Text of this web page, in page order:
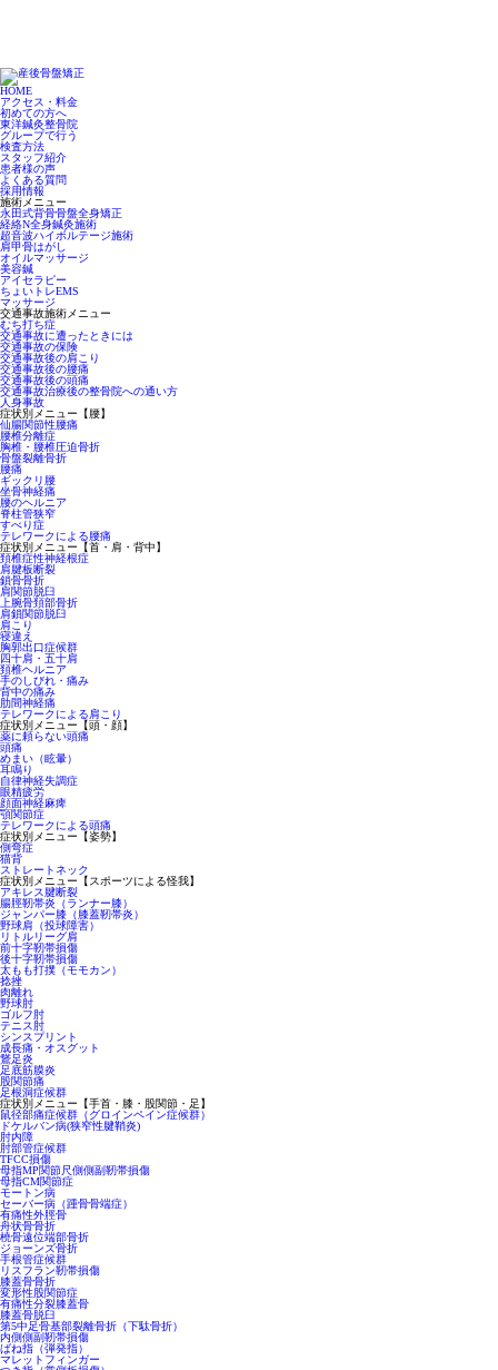
HOME
アクセス・料金
初めての方へ
東洋鍼灸整骨院
グループで行う
検査方法
スタッフ紹介
患者様の声
よくある質問
採用情報
施術メニュー
永田式背骨骨盤全身矯正
経絡N全身鍼灸施術
超音波ハイボルテージ施術
肩甲骨はがし
オイルマッサージ
美容鍼
アイセラピー
ちょいトレEMS
マッサージ
交通事故施術メニュー
むち打ち症
交通事故に遭ったときには
交通事故の保険
交通事故後の肩こり
交通事故後の腰痛
交通事故後の頭痛
交通事故治療後の整骨院への通い方
人身事故
症状別メニュー【腰】
仙腸関節性腰痛
腰椎分離症
胸椎・腰椎圧迫骨折
骨盤裂離骨折
腰痛
ギックリ腰
坐骨神経痛
腰のヘルニア
脊柱管狭窄
すべり症
テレワークによる腰痛
症状別メニュー【首・肩・背中】
頚椎症性神経根症
肩腱板断裂
鎖骨骨折
肩関節脱臼
上腕骨頚部骨折
肩鎖関節脱臼
肩こり
寝違え
胸郭出口症候群
四十肩・五十肩
頚椎ヘルニア
手のしびれ・痛み
背中の痛み
肋間神経痛
テレワークによる肩こり
症状別メニュー【頭・顔】
薬に頼らない頭痛
頭痛
めまい（眩暈）
耳鳴り
自律神経失調症
眼精疲労
顔面神経麻痺
顎関節症
テレワークによる頭痛
症状別メニュー【姿勢】
側弯症
猫背
ストレートネック
症状別メニュー【スポーツによる怪我】
アキレス腱断裂
腸脛靭帯炎（ランナー膝）
ジャンパー膝（膝蓋靭帯炎）
野球肩（投球障害）
リトルリーグ肩
前十字靭帯損傷
後十字靭帯損傷
太もも打撲（モモカン）
捻挫
肉離れ
野球肘
ゴルフ肘
テニス肘
シンスプリント
成長痛・オスグット
鵞足炎
足底筋膜炎
股関節痛
足根洞症候群
症状別メニュー【手首・膝・股関節・足】
鼠径部痛症候群（グロインペイン症候群）
ドケルバン病(狭窄性腱鞘炎)
肘内障
肘部管症候群
TFCC損傷
母指MP関節尺側側副靭帯損傷
母指CM関節症
モートン病
セーバー病（踵骨骨端症）
有痛性外脛骨
舟状骨骨折
橈骨遠位端部骨折
ジョーンズ骨折
手根管症候群
リスフラン靭帯損傷
膝蓋骨骨折
変形性股関節症
有痛性分裂膝蓋骨
膝蓋骨脱臼
第5中足骨基部裂離骨折（下駄骨折）
内側側副靭帯損傷
ばね指（弾発指）
マレットフィンガー